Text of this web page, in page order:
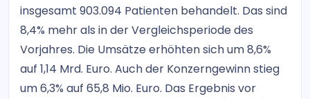
insgesamt 903.094 Patienten behandelt. Das sind
8,4% mehr als in der Vergleichsperiode des
Vorjahres. Die Umsätze erhöhten sich um 8,6%
auf 1,14 Mrd. Euro. Auch der Konzerngewinn stieg
um 6,3% auf 65,8 Mio. Euro. Das Ergebnis vor